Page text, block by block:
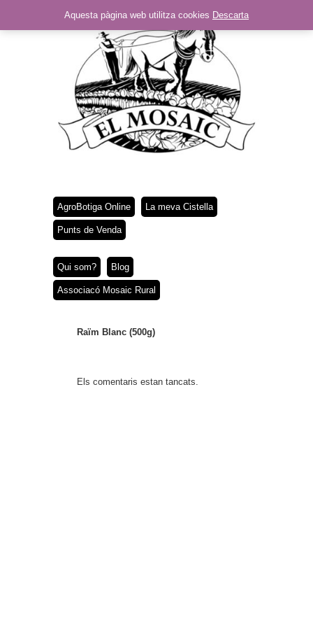
AgroBotiga Online La meva Cistella
Punts de Venda
Qui som? Blog
Associacó Mosaic Rural
Raïm Blanc (500g)
Els comentaris estan tancats.
Aquesta pàgina web utilitza cookies Descarta